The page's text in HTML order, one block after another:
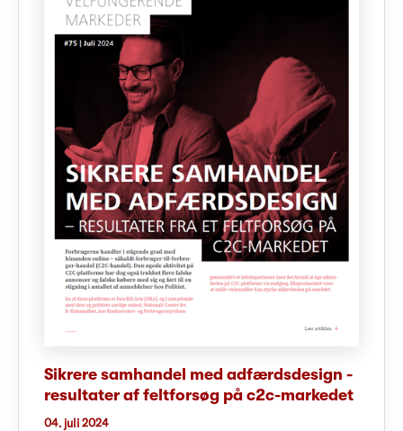
Sikrere samhandel med adfærdsdesign -
resultater af feltforsøg på c2c-markedet
04. juli 2024